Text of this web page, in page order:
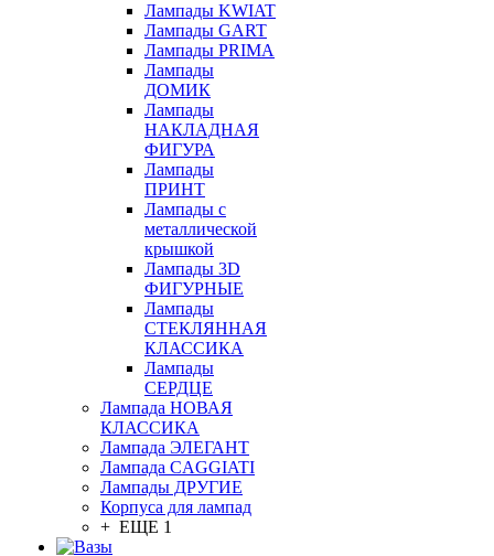
Лампады KWIAT
Лампады GART
Лампады PRIMA
Лампады
ДОМИК
Лампады
НАКЛАДНАЯ
ФИГУРА
Лампады
ПРИНТ
Лампады с
металлической
крышкой
Лампады 3D
ФИГУРНЫЕ
Лампады
СТЕКЛЯННАЯ
КЛАССИКА
Лампады
СЕРДЦЕ
Лампада НОВАЯ
КЛАССИКА
Лампада ЭЛЕГАНТ
Лампада CAGGIATI
Лампады ДРУГИЕ
Корпуса для лампад
+ ЕЩЕ 1